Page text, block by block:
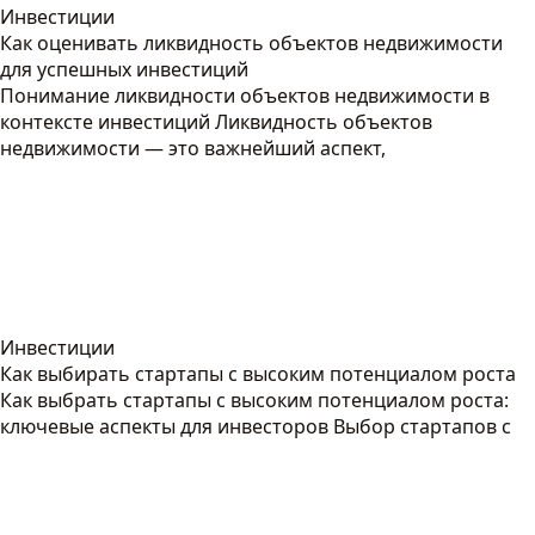
Инвестиции
Как оценивать ликвидность объектов недвижимости
для успешных инвестиций
Понимание ликвидности объектов недвижимости в
контексте инвестиций Ликвидность объектов
недвижимости — это важнейший аспект,
Инвестиции
Как выбирать стартапы с высоким потенциалом роста
Как выбрать стартапы с высоким потенциалом роста:
ключевые аспекты для инвесторов Выбор стартапов с